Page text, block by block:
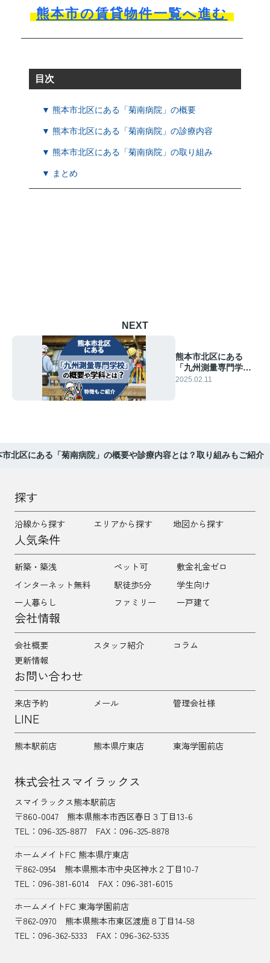
熊本市の賃貸物件一覧へ進む
目次
▼ 熊本市北区にある「菊南病院」の概要
▼ 熊本市北区にある「菊南病院」の診療内容
▼ 熊本市北区にある「菊南病院」の取り組み
▼ まとめ
NEXT
熊本市北区にある
「九州測量専門学
校」の概要や学科と
2025.02.11
市北区にある「菊南病院」の概要や診療内容とは？取り組みもご紹介
探す
沿線から探す エリアから探す 地図から探す
人気条件
新築・築浅 ペット可
敷金礼金ゼロ
インターネット無料
駅徒歩5分
学生向け
一人暮らし
ファミリー 一戸建て
会社情報
会社概要 スタッフ紹介
コラム
更新情報
お問い合わせ
来店予約 メール 管理会社様
LINE
熊本駅前店 熊本県庁東店 東海学園前店
株式会社スマイラックス
スマイラックス熊本駅前店
〒860-0047
熊本県熊本市西区春日３丁目13-6
TEL： 096-325-8877
FAX：096-325-8878
ホームメイトFC 熊本県庁東店
〒862-0954
熊本県熊本市中央区神水２丁目10-7
TEL：096-381-6014
FAX：096-381-6015
ホームメイトFC 東海学園前店
〒862-0970
熊本県熊本市東区渡鹿８丁目14-58
TEL： 096-362-5333 FAX：096-362-5335